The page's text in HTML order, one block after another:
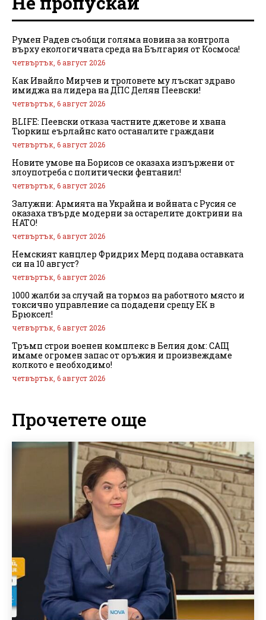
Румен Радев съобщи голяма новина за контрола
върху екологичната среда на България от Космоса!
четвъртък, 6 август 2026
Как Ивайло Мирчев и троловете му лъскат здраво
имиджа на лидера на ДПС Делян Пеевски!
четвъртък, 6 август 2026
BLIFE: Пеевски отказа частните джетове и хвана
Тюркиш еърлайнс като останалите граждани
четвъртък, 6 август 2026
Новите умове на Борисов се оказаха изпържени от
злоупотреба с политически фентанил!
четвъртък, 6 август 2026
Залужни: Армията на Украйна и войната с Русия се
оказаха твърде модерни за остарелите доктрини на
НАТО!
четвъртък, 6 август 2026
Немският канцлер Фридрих Мерц подава оставката
си на 10 август?
четвъртък, 6 август 2026
1000 жалби за случай на тормоз на работното място и
токсично управление са подадени срещу ЕК в
Брюксел!
четвъртък, 6 август 2026
Тръмп строи военен комплекс в Белия дом: САЩ
имаме огромен запас от оръжия и произвеждаме
колкото е необходимо!
четвъртък, 6 август 2026
Прочетете още